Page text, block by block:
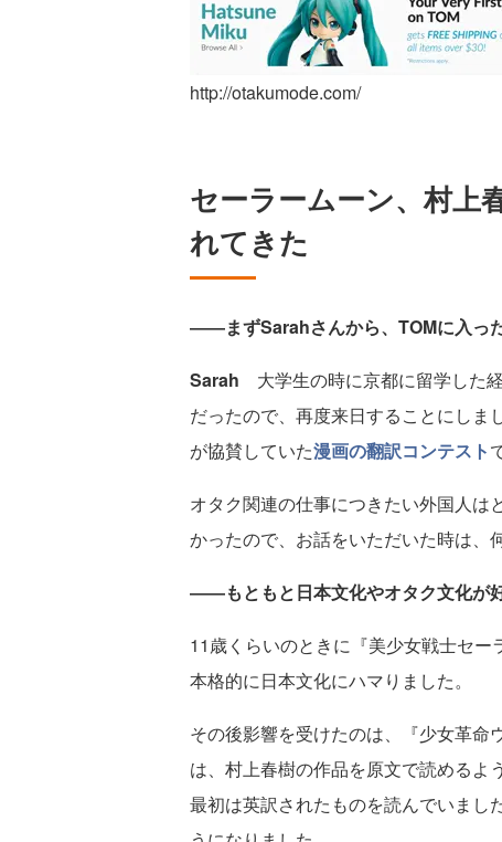
http://otakumode.com/
セーラームーン、村上
れてきた
――まずSarahさんから、TOMに入っ
Sarah 大学生の時に京都に留学した
だったので、再度来日することにしま
が協賛していた漫画の翻訳コンテスト
オタク関連の仕事につきたい外国人は
かったので、お話をいただいた時は、
――もともと日本文化やオタク文化が
11歳くらいのときに『美少女戦士セ
本格的に日本文化にハマりました。
その後影響を受けたのは、『少女革命
は、村上春樹の作品を原文で読めるよ
最初は英訳されたものを読んでいまし